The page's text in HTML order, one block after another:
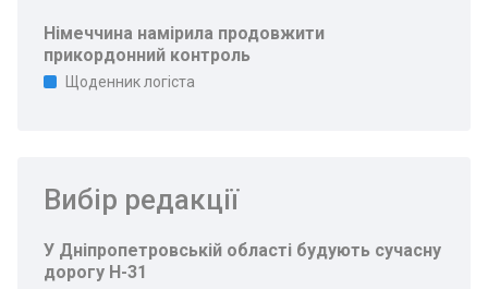
Німеччина намірила продовжити
прикордонний контроль
Щоденник логіста
Вибір редакції
У Дніпропетровській області будують сучасну
дорогу Н-31